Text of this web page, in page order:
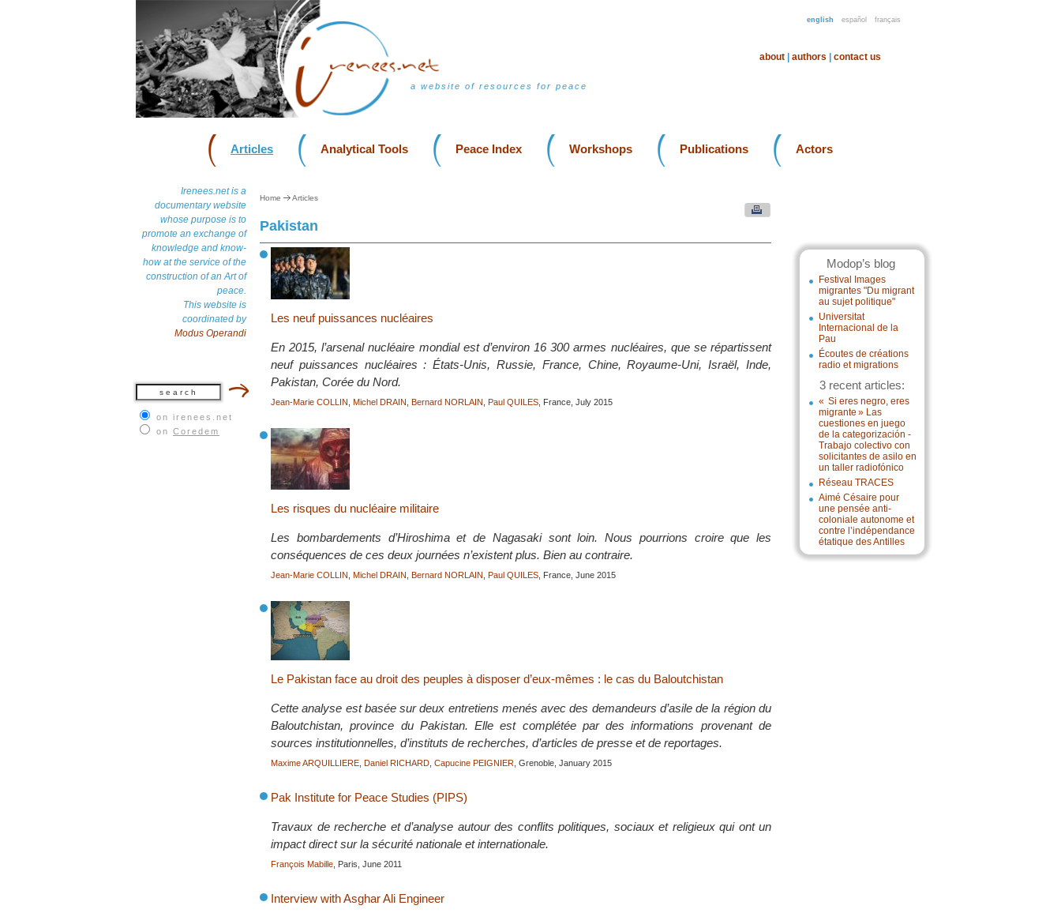
english español français
a website of resources for peace
about authors contact us
Articles Analytical Tools Peace Index Workshops Publications Actors
Irenees.net is a
documentary website
whose purpose is to
promote an exchange of
knowledge and know-
how at the service of the
construction of an Art of
peace.
This website is
coordinated by
Modus Operandi
on irenees.net
on Coredem
Modop’s blog
Festival Images
migrantes "Du migrant
au sujet politique"
Universitat
Internacional de la
Pau
Écoutes de créations
radio et migrations
3 recent articles:
« Si eres negro, eres
migrante » Las
cuestiones en juego
de la categorización -
Trabajo colectivo con
solicitantes de asilo en
un taller radiofónico
Réseau TRACES
Aimé Césaire pour
une pensée anti-
coloniale autonome et
contre l’indépendance
étatique des Antilles
Home Articles
Pakistan
Les neuf puissances nucléaires
En 2015, l’arsenal nucléaire mondial est d’environ 16 300 armes nucléaires, que se répartissent
neuf puissances nucléaires : États-Unis, Russie, France, Chine, Royaume-Uni, Israël, Inde,
Pakistan, Corée du Nord.
Jean-Marie COLLIN Michel DRAIN Bernard NORLAIN Paul QUILES , France, July 2015
Les risques du nucléaire militaire
Les bombardements d’Hiroshima et de Nagasaki sont loin. Nous pourrions croire que les
conséquences de ces deux journées n’existent plus. Bien au contraire.
Jean-Marie COLLIN Michel DRAIN Bernard NORLAIN Paul QUILES , France, June 2015
Le Pakistan face au droit des peuples à disposer d’eux-mêmes : le cas du Baloutchistan
Cette analyse est basée sur deux entretiens menés avec des demandeurs d’asile de la région du
Baloutchistan, province du Pakistan. Elle est complétée par des informations provenant de
sources institutionnelles, d’instituts de recherches, d’articles de presse et de reportages.
Maxime ARQUILLIERE Daniel RICHARD Capucine PEIGNIER , Grenoble, January 2015
Pak Institute for Peace Studies (PIPS)
Travaux de recherche et d’analyse autour des conflits politiques, sociaux et religieux qui ont un
impact direct sur la sécurité nationale et internationale.
François Mabille , Paris, June 2011
Interview with Asghar Ali Engineer